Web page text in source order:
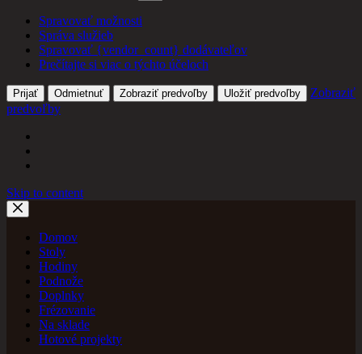
Spravovať možnosti
Správa služieb
Spravovať {vendor_count} dodávateľov
Prečítajte si viac o týchto účeloch
Prijať Odmietnuť Zobraziť predvoľby Uložiť predvoľby
Zobraziť
predvoľby
Skip to content
Domov
Stoly
Hodiny
Podnože
Doplnky
Frézovanie
Na sklade
Hotové projekty